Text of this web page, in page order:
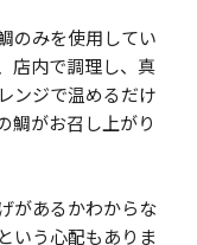
のみを使用してい
店内で調理し、真
ンジで温めるだけ
鯛がお召し上がり
があるかわからな
いう心配もありま